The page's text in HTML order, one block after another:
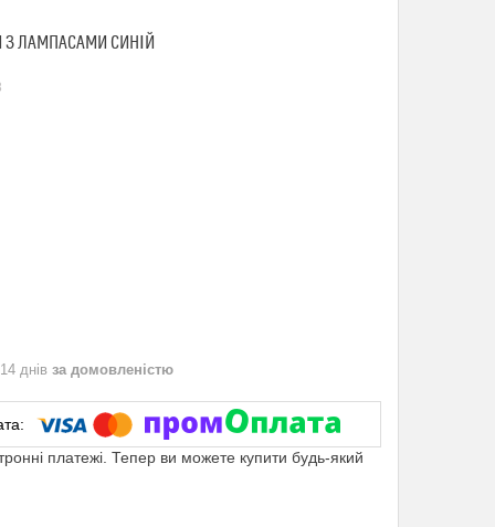
З ЛАМПАСАМИ СИНІЙ
днів за домовленістю
платежі. Тепер ви можете купити будь-який